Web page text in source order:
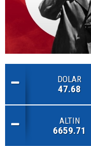
DOLAR
47.68
ALTIN
6659.71